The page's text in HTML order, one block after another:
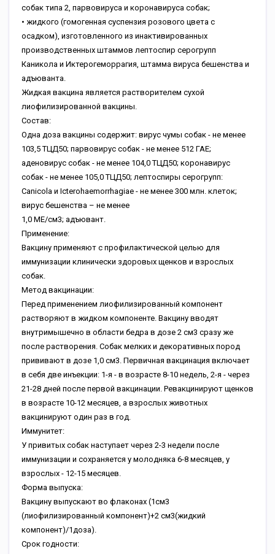
собак типа 2, парвовируса и коронавируса собак;
• жидкого (гомогенная суспензия розового цвета с
осадком), изготовленного из инактивированных
производственных штаммов лептоспир серогрупп
Каникола и Иктерогеморрагия, штамма вируса бешенства и
адъюванта.
Жидкая вакцина является растворителем сухой
лиофилизированной вакцины.
Состав:
Одна доза вакцины содержит: вирус чумы собак - не менее
103,5 ТЦД50; парвовирус собак - не менее 512 ГАЕ;
аденовирус собак - не менее 104,0 ТЦД50; коронавирус
собак - не менее 105,0 ТЦД50; лептоспиры серогрупп:
Сanicola и Icterohaemorrhagiae - не менее 300 млн. клеток;
вирус бешенства – не менее
1,0 МЕ/см3; адъювант.
Применение:
Вакцину применяют с профилактической целью для
иммунизации клинически здоровых щенков и взрослых
собак.
Метод вакцинации:
Перед применением лиофилизированный компонент
растворяют в жидком компоненте. Вакцину вводят
внутримышечно в области бедра в дозе 2 см3 сразу же
после растворения. Собак мелких и декоративных пород
прививают в дозе 1,0 см3. Первичная вакцинация включает
в себя две инъекции: 1-я - в возрасте 8-10 недель, 2-я - через
21-28 дней после первой вакцинации. Ревакцинируют щенков
в возрасте 10-12 месяцев, а взрослых животных
вакцинируют один раз в год.
Иммунитет:
У привитых собак наступает через 2-3 недели после
иммунизации и сохраняется у молодняка 6-8 месяцев, у
взрослых - 12-15 месяцев.
Форма выпуска:
Вакцину выпускают во флаконах (1см3
(лиофилизированный компонент)+2 см3(жидкий
компонент)/1доза).
Срок годности: